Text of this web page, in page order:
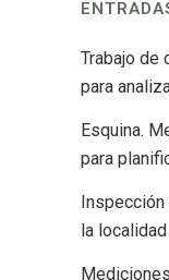
Trabajo de
para
Esquina.
para
la